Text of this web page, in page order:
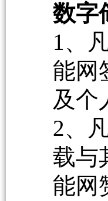
数字
1、
能网
及个
2、
载与
能网